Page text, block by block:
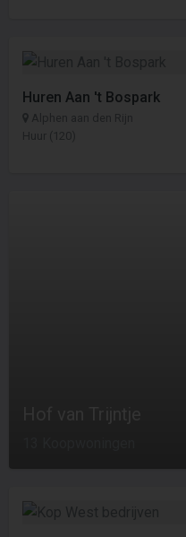
Huren Aan 't Bospark
Alphen aan den Rijn
Huur (120)